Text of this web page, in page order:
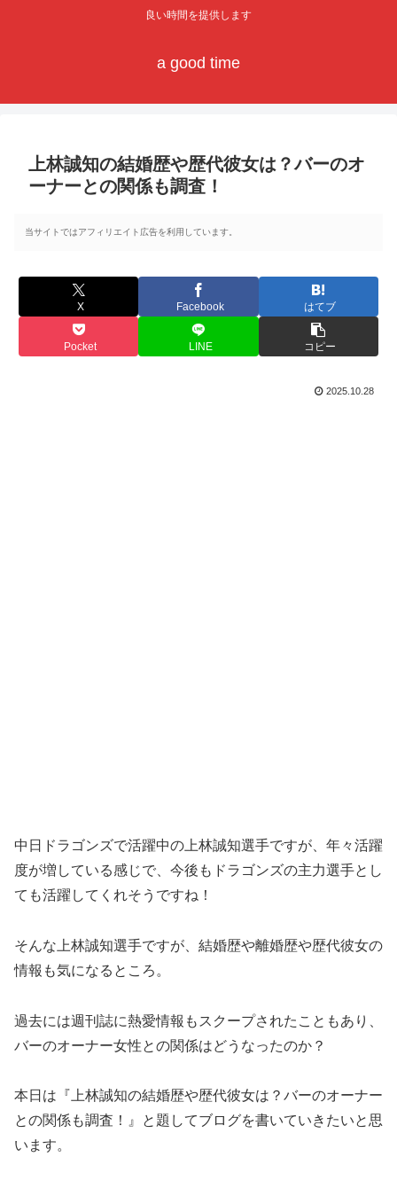
良い時間を提供します
a good time
上林誠知の結婚歴や歴代彼女は？バーのオ
ーナーとの関係も調査！
当サイトではアフィリエイト広告を利用しています。
X Facebook はてブ
Pocket LINE コピー
2025.10.28
中日ドラゴンズで活躍中の上林誠知選手ですが、年々活躍
度が増している感じで、今後もドラゴンズの主力選手とし
ても活躍してくれそうですね！
そんな上林誠知選手ですが、結婚歴や離婚歴や歴代彼女の
情報も気になるところ。
過去には週刊誌に熱愛情報もスクープされたこともあり、
バーのオーナー女性との関係はどうなったのか？
本日は『上林誠知の結婚歴や歴代彼女は？バーのオーナー
との関係も調査！』と題してブログを書いていきたいと思
います。